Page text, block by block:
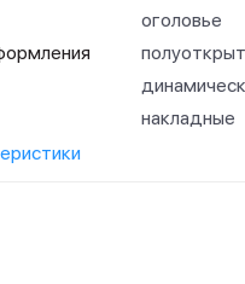
оголовье
накладные